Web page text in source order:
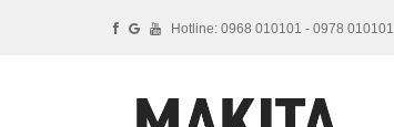
Hotline: 0968 010101 - 0978 010101